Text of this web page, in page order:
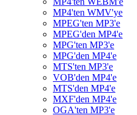
MP4'ten WMV'ye
MPEG'ten MP3'e
MPEG'den MP4'e
MPG'ten MP3'e
MPG'den MP4'e
MTS'ten MP3'e
VOB'den MP4'e
MTS'den MP4'e
MXF'den MP4'e
OGA'ten MP3'e